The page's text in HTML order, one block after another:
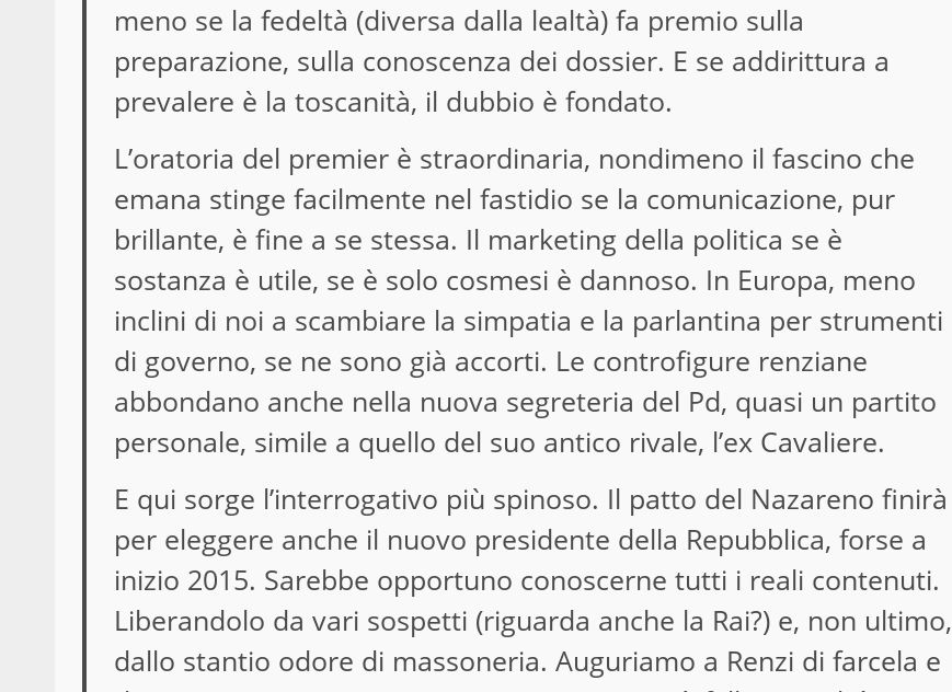
meno se la fedeltà (diversa dalla lealtà) fa premio sulla
preparazione, sulla conoscenza dei dossier. E se addirittura a
prevalere è la toscanità, il dubbio è fondato.
L’oratoria del premier è straordinaria, nondimeno il fascino che
emana stinge facilmente nel fastidio se la comunicazione, pur
brillante, è fine a se stessa. Il marketing della politica se è
sostanza è utile, se è solo cosmesi è dannoso. In Europa, meno
inclini di noi a scambiare la simpatia e la parlantina per strumenti
di governo, se ne sono già accorti. Le controfigure renziane
abbondano anche nella nuova segreteria del Pd, quasi un partito
personale, simile a quello del suo antico rivale, l’ex Cavaliere.
E qui sorge l’interrogativo più spinoso. Il patto del Nazareno finirà
per eleggere anche il nuovo presidente della Repubblica, forse a
inizio 2015. Sarebbe opportuno conoscerne tutti i reali contenuti.
Liberandolo da vari sospetti (riguarda anche la Rai?) e, non ultimo,
dallo stantio odore di massoneria. Auguriamo a Renzi di farcela e